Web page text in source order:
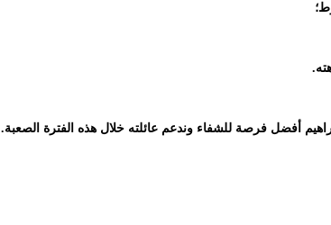
أفضل فرصة للشفاء وندعم عائلته خلال هذه الفترة الصعبة.